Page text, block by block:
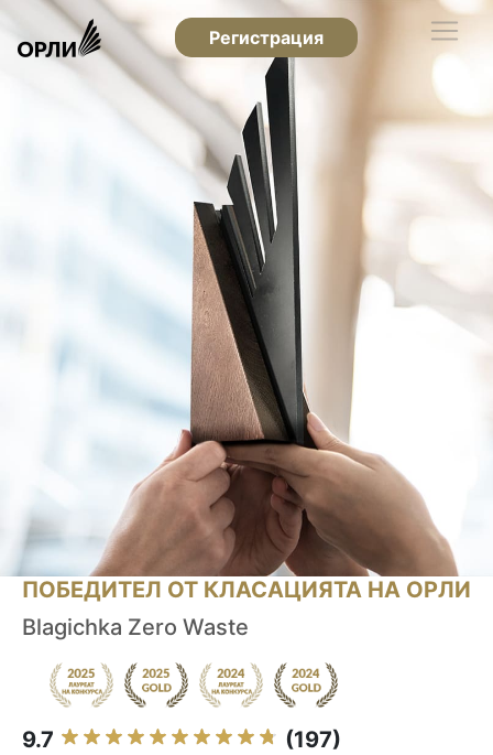
Регистрация
ПОБЕДИТЕЛ ОТ КЛАСАЦИЯТА НА ОРЛИ
Blagichka Zero Waste
9.7 (197)